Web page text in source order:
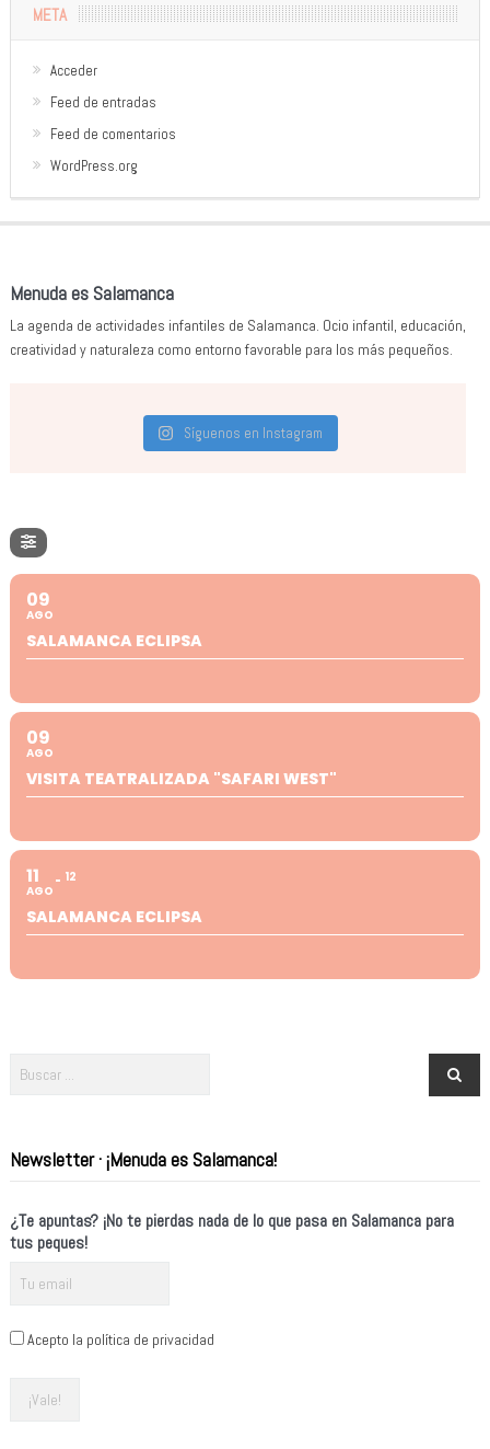
META
Acceder
Feed de entradas
Feed de comentarios
WordPress.org
Menuda es Salamanca
La agenda de actividades infantiles de Salamanca. Ocio infantil, educación,
creatividad y naturaleza como entorno favorable para los más pequeños.
Síguenos en Instagram
09
AGO
SALAMANCA ECLIPSA
09
AGO
VISITA TEATRALIZADA "SAFARI WEST"
11
AGO
12
SALAMANCA ECLIPSA
Newsletter · ¡Menuda es Salamanca!
¿Te apuntas? ¡No te pierdas nada de lo que pasa en Salamanca para
tus peques!
Acepto la política de privacidad